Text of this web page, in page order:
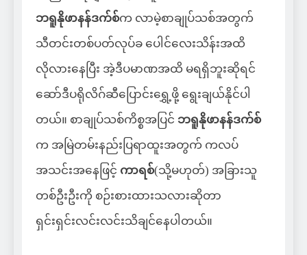
ဘရူနိုဖာနန်ဒက်စ်က လာမဲ့စာချုပ်သစ်အတွက်
သီတင်းတစ်ပတ်လုပ်ခ ပေါင်လေးသိန်းအထိ
လိုလားနေပြီး အဲ့ဒီပမာဏအထိ မရရှိဘူးဆိုရင်
ဆော်ဒီပရိုလိဂ်ဆီပြောင်းရွှေ့ဖို့ ရွေးချယ်နိုင်ပါ
တယ်။ စာချုပ်သစ်ကိစ္စအပြင် ဘရူနိုဖာနန်ဒက်စ်
က အမြဲတမ်းနည်းပြရာထူးအတွက် ကလပ်
အသင်းအနေဖြင့် ကာရစ်(သို့မဟုတ်) အခြားသူ
တစ်ဦးဦးကို စဉ်းစားထားသလားဆိုတာ
ရှင်းရှင်းလင်းလင်းသိချင်နေပါတယ်။